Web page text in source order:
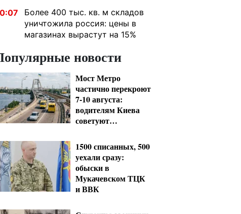
Более 400 тыс. кв. м складов
уничтожила россия: цены в
магазинах вырастут на 15%
новости
Мост Метро
частично перекроют
7-10 августа:
водителям Киева
советуют
1500 списанных, 500
уехали сразу:
обыски в
Мукачевском ТЦК
и ВВК